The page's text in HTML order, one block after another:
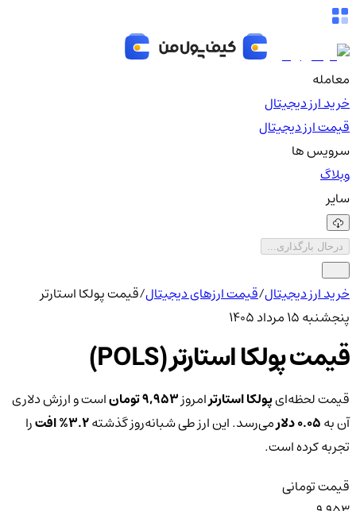
معامله
خرید ارز دیجیتال
قیمت ارز دیجیتال
سرویس ها
وبلاگ
سایر
درحال بارگذاری...
خرید ارز دیجیتال/قیمت ارزهای دیجیتال/قیمت پولکا استارتر
پنجشنبه ۱۵ مرداد ۱۴۰۵
قیمت پولکا استارتر (POLS)
قیمت لحظه‌ایپولکا استارترامروز9,953 تومان
است و ارزش دلاری
آن به0.05 دلار می‌رسد. این ارز طی شبانه‌روز گذشته3.2% افترا
تجربه کرده است.
قیمت تومانی